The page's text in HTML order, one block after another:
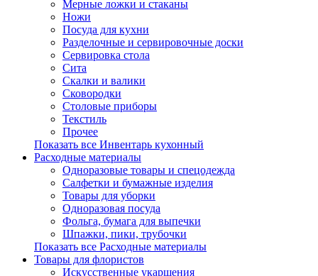
Мерные ложки и стаканы
Ножи
Посуда для кухни
Разделочные и сервировочные доски
Сервировка стола
Сита
Скалки и валики
Сковородки
Столовые приборы
Текстиль
Прочее
Показать все Инвентарь кухонный
Расходные материалы
Одноразовые товары и спецодежда
Салфетки и бумажные изделия
Товары для уборки
Одноразовая посуда
Фольга, бумага для выпечки
Шпажки, пики, трубочки
Показать все Расходные материалы
Товары для флористов
Искусственные укаршения